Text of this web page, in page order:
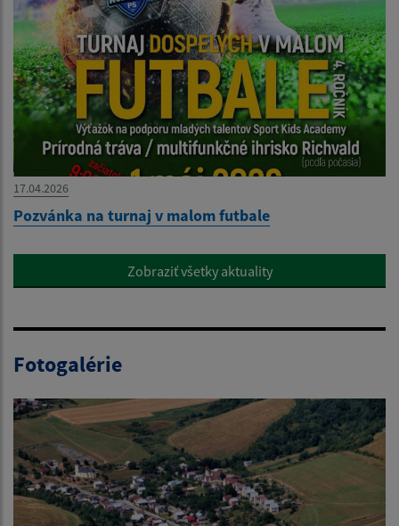
17.04.2026
Pozvánka na turnaj v malom futbale
Zobraziť všetky aktuality
Fotogalérie